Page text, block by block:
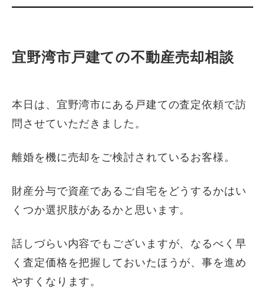
宜野湾市戸建ての不動産売却相談
本日は、宜野湾市にある戸建ての査定依頼で訪
問させていただきました。
離婚を機に売却をご検討されているお客様。
財産分与で資産であるご自宅をどうするかはい
くつか選択肢があるかと思います。
話しづらい内容でもございますが、なるべく早
く査定価格を把握しておいたほうが、事を進め
やすくなります。